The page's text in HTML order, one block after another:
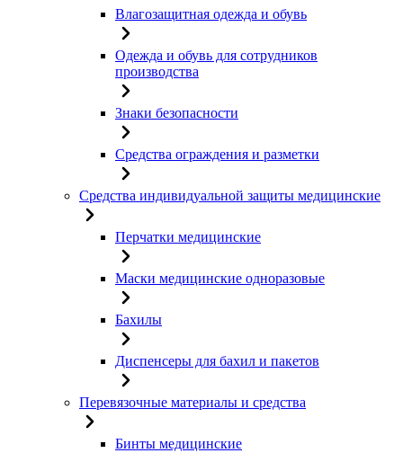
Влагозащитная одежда и обувь
Одежда и обувь для сотрудников
производства
Знаки безопасности
Средства ограждения и разметки
Средства индивидуальной защиты медицинские
Перчатки медицинские
Маски медицинские одноразовые
Бахилы
Диспенсеры для бахил и пакетов
Перевязочные материалы и средства
Бинты медицинские